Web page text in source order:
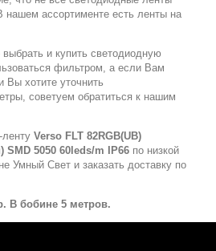
нашем ассортименте есть ленты на
и купить светодиодную
фильтром, а если Вам
Вы хотите уточнить
советуем обратиться к нашим
Verso FLT 82RGB(UB)
5050 60leds/m IP66 по низкой
Умный Свет и заказать доставку по
В бобине 5 метров.